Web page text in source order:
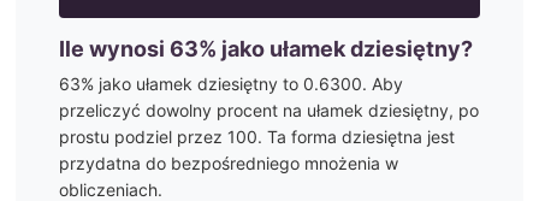
Ile wynosi 63% jako ułamek dziesiętny?
63% jako ułamek dziesiętny to 0.6300. Aby
przeliczyć dowolny procent na ułamek dziesiętny, po
prostu podziel przez 100. Ta forma dziesiętna jest
przydatna do bezpośredniego mnożenia w
obliczeniach.